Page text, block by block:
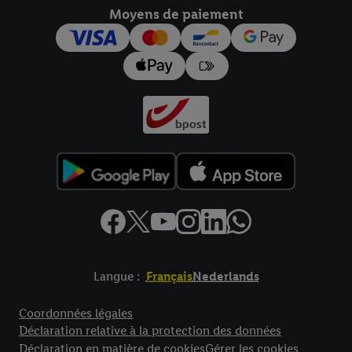
Moyens de paiement
Langue : FrançaisNederlands
Coordonnées légales
Déclaration relative à la protection des données
Déclaration en matière de cookiesGérer les cookies
pour l’avenir dans notredéclaration relative à la protection des
données
Vous trouverez les impressions ici.